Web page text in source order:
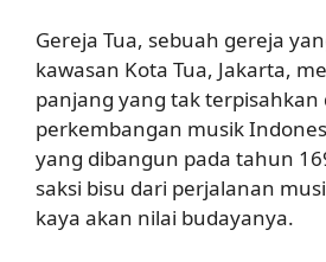
Gereja Tua, sebuah gereja
kawasan Kota Tua, Jakarta,
panjang yang tak terpisahkan
perkembangan musik
yang dibangun pada tahun
saksi bisu dari perjalanan
kaya akan nilai budayanya.